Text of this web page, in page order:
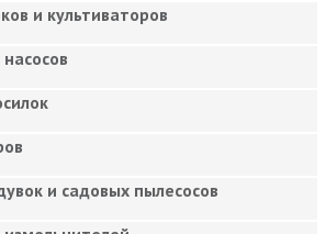
и культиваторов
и садовых пылесосов